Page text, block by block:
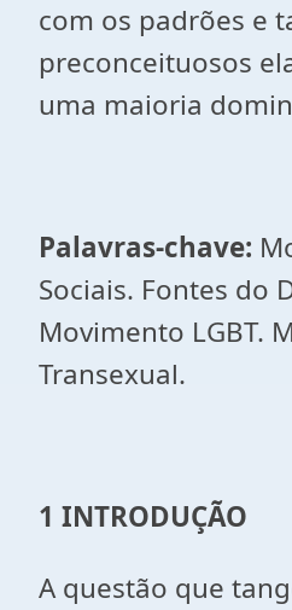
com os padrões e
preconceituosos
uma maioria
Palavras-chave:
Sociais. Fontes do
Movimento LGBT.
Transexual.
1 INTRODUÇÃO
A questão que